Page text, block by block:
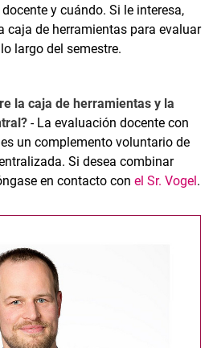
y cuándo. Si le interesa,
caja de herramientas para evaluar
largo del semestre.
la caja de herramientas y la
- La evaluación docente con
un complemento voluntario de
Si desea combinar
en contacto con el Sr. Vogel.